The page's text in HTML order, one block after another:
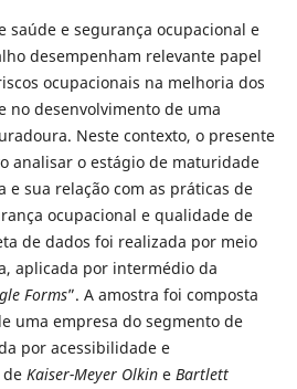
saúde e segurança ocupacional e
desempenham relevante papel
ocupacionais na melhoria dos
no desenvolvimento de uma
Neste contexto, o presente
analisar o estágio de maturidade
e sua relação com as práticas de
ocupacional e qualidade de
de dados foi realizada por meio
aplicada por intermédio da
Forms”. A amostra foi composta
uma empresa do segmento de
por acessibilidade e
de Kaiser-Meyer Olkine Bartlett